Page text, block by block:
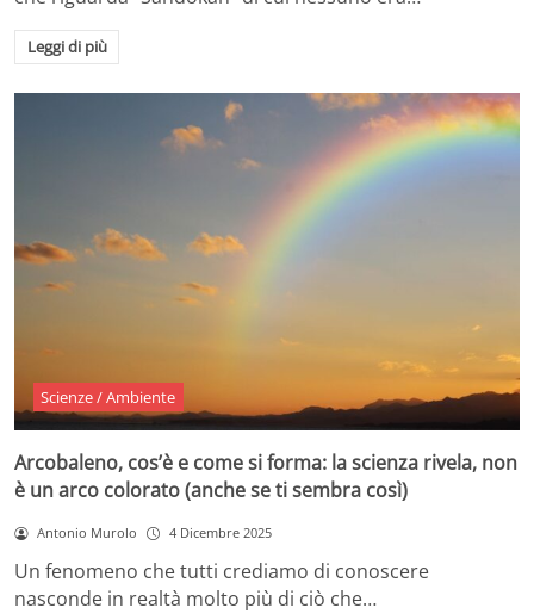
Leggi di più
Scienze / Ambiente
Arcobaleno, cos’è e come si forma: la scienza rivela, non
è un arco colorato (anche se ti sembra così)
Antonio Murolo 4 Dicembre 2025
Un fenomeno che tutti crediamo di conoscere
nasconde in realtà molto più di ciò che…